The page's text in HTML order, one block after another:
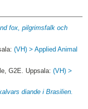
fox, pilgrimsfalk och
(VH) > Applied Animal
G2E. Uppsala:(VH) >
diande i Brasilien.